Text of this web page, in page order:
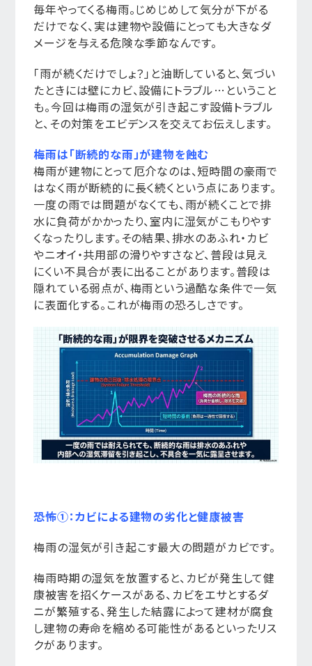
毎年やってくる梅雨。じめじめして気分が下がる
だけでなく、実は建物や設備にとっても大きなダ
メージを与える危険な季節なんです。
「雨が続くだけでしょ？」と油断していると、気づい
たときには壁にカビ、設備にトラブル…ということ
も。今回は梅雨の湿気が引き起こす設備トラブル
と、その対策をエビデンスを交えてお伝えします。
梅雨は「断続的な雨」が建物を蝕む
梅雨が建物にとって厄介なのは、短時間の豪雨で
はなく雨が断続的に長く続くという点にあります。
一度の雨では問題がなくても、雨が続くことで排
水に負荷がかかったり、室内に湿気がこもりやす
くなったりします。その結果、排水のあふれ・カビ
やニオイ・共用部の滑りやすさなど、普段は見え
にくい不具合が表に出ることがあります。普段は
隠れている弱点が、梅雨という過酷な条件で一気
に表面化する。これが梅雨の恐ろしさです。
恐怖①：カビによる建物の劣化と健康被害
梅雨の湿気が引き起こす最大の問題がカビです。
梅雨時期の湿気を放置すると、カビが発生して健
康被害を招くケースがある、カビをエサとするダ
ニが繁殖する、発生した結露によって建材が腐食
し建物の寿命を縮める可能性があるといったリス
クがあります。